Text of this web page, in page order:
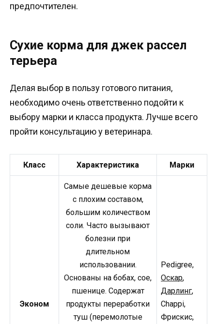
предпочтителен.
Сухие корма для джек рассел
терьера
Делая выбор в пользу готового питания,
необходимо очень ответственно подойти к
выбору марки и класса продукта. Лучше всего
пройти консультацию у ветеринара.
Класс Характеристика Марки
Эконом
Самые дешевые корма
с плохим составом,
большим количеством
соли. Часто вызывают
болезни при
длительном
использовании.
Основаны на бобах, сое,
пшенице. Содержат
продукты переработки
туш (перемолотые
Pedigree,
Оскар,
Дарлинг,
Chappi,
Фрискис,